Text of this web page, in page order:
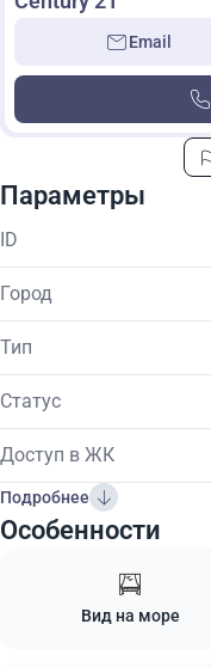
Email
Параметры
ID
Город
Тип
Статус
Доступ в ЖК
Подробнее
Особенности
Вид на море